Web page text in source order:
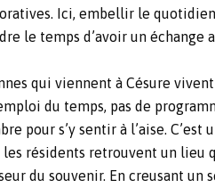
Ici, embellir le
le temps d’avoir un
qui viennent à Césure
du temps, pas de
pour s’y sentir à l’aise.
les résidents retrouvent un lieu
du souvenir. En creusant